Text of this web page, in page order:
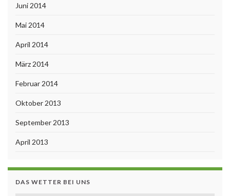
Juni 2014
Mai 2014
April 2014
März 2014
Februar 2014
Oktober 2013
September 2013
April 2013
DAS WETTER BEI UNS